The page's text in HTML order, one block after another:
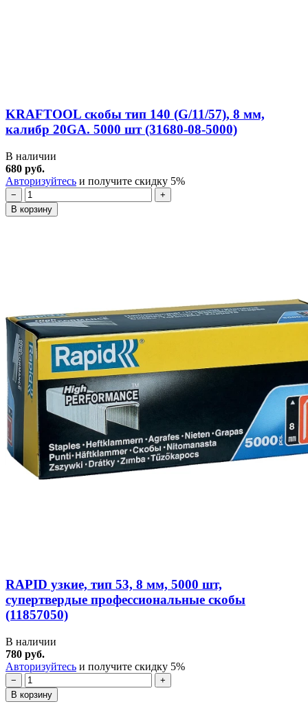
KRAFTOOL скобы тип 140 (G/11/57), 8 мм,
калибр 20GA. 5000 шт (31680-08-5000)
В наличии
680 руб.
Авторизуйтесь и получите скидку 5%
−
+
В корзину
RAPID узкие, тип 53, 8 мм, 5000 шт,
супертвердые профессиональные скобы
(11857050)
В наличии
780 руб.
Авторизуйтесь и получите скидку 5%
−
+
В корзину